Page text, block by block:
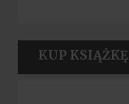
KUP KSIĄŻKĘ